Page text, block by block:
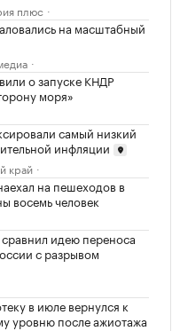
плюс
на масштабный
о запуске КНДР
моря»
самый низкий
инфляции
край
на пешеходов в
восемь человек
идею переноса
с разрывом
в июле вернулся к
уровню после ажиотажа